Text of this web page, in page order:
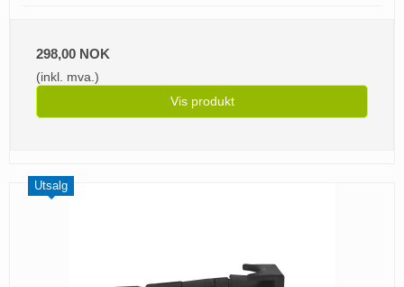
298,00 NOK
(inkl. mva.)
Vis produkt
Utsalg